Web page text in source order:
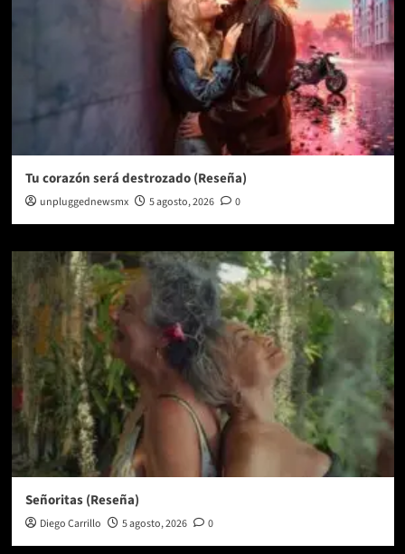
Tu corazón será destrozado (Reseña)
unpluggednewsmx 5 agosto, 2026 0
Señoritas (Reseña)
Diego Carrillo 5 agosto, 2026 0